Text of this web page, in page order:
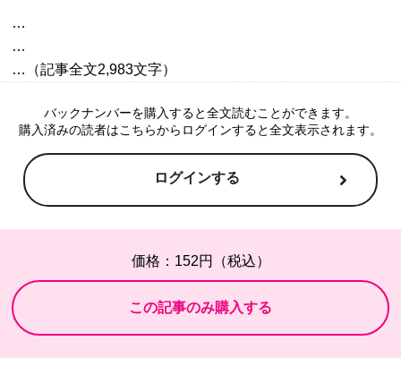
…
…
バックナンバーを購入すると全文読むことができます。
購入済みの読者はこちらからログインすると全文表示されます。
ログインする
価格：152円（税込）